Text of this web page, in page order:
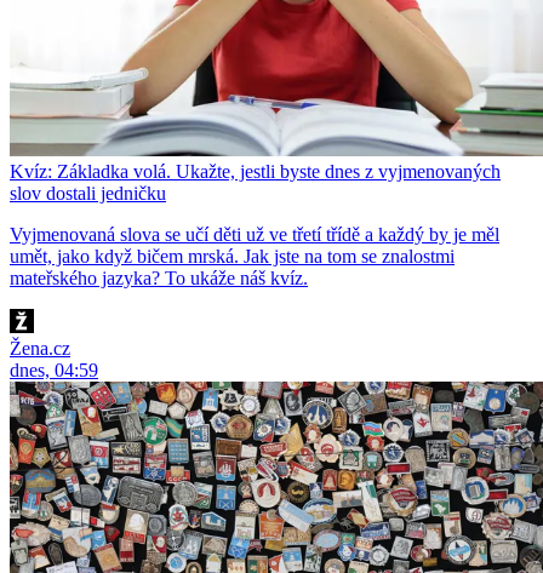
Kvíz: Základka volá. Ukažte, jestli byste dnes z vyjmenovaných
slov dostali jedničku
Vyjmenovaná slova se učí děti už ve třetí třídě a každý by je měl
umět, jako když bičem mrská. Jak jste na tom se znalostmi
mateřského jazyka? To ukáže náš kvíz.
Žena.cz
dnes, 04:59